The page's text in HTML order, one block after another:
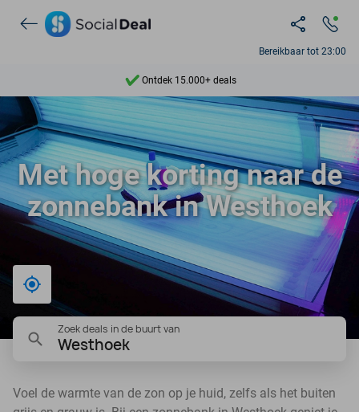
Bereikbaar tot 23:00
Ontdek 15.000+ deals
7 dagen per week beschikbaar
10+ miljoen leden
9,4
Ontdek 15.000+ deals
Met hoge korting naar de
zonnebank in Westhoek
Zoek deals in de buurt van
Westhoek
Voel de warmte van de zon op je huid, zelfs als het buiten